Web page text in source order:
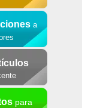
a
para